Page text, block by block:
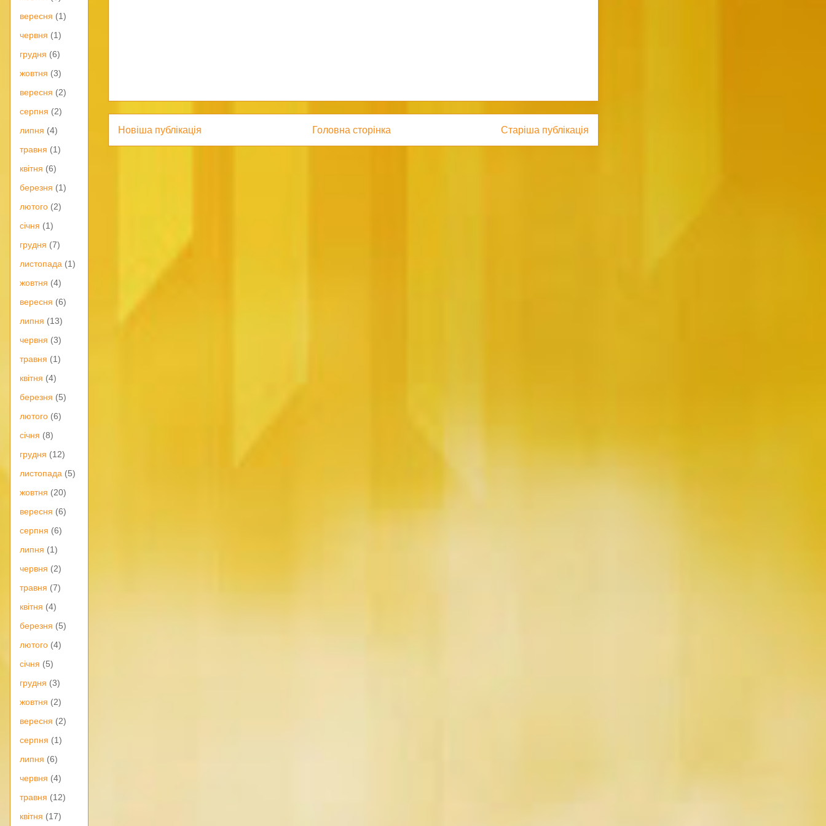
Новіша публікація Старіша публікація
Головна сторінка
вересня (1)
червня (1)
грудня (6)
жовтня (3)
вересня (2)
серпня (2)
липня (4)
травня (1)
квітня (6)
березня (1)
лютого (2)
січня (1)
грудня (7)
листопада (1)
жовтня (4)
вересня (6)
липня (13)
червня (3)
травня (1)
квітня (4)
березня (5)
лютого (6)
січня (8)
грудня (12)
листопада (5)
жовтня (20)
вересня (6)
серпня (6)
липня (1)
червня (2)
травня (7)
квітня (4)
березня (5)
лютого (4)
січня (5)
грудня (3)
жовтня (2)
вересня (2)
серпня (1)
липня (6)
червня (4)
травня (12)
квітня (17)